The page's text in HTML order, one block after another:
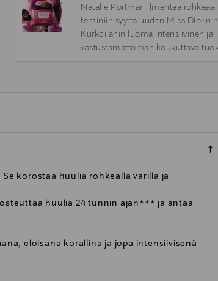
Natalie Portman ilmentää rohkeaa
feminiinisyyttä uuden Miss Diorin
Kurkdijanin luoma intensiivinen ja
vastustamattoman koukuttava
korostaa huulia rohkealla värillä ja
huulia 24 tunnin ajan*** ja antaa
eloisana korallina ja jopa intensiivisenä